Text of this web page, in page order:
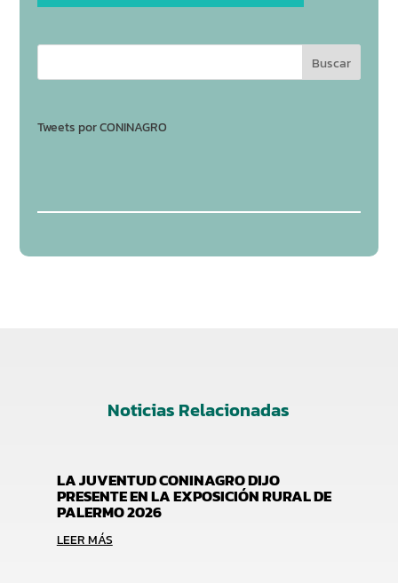
Tweets por CONINAGRO
Noticias Relacionadas
LA JUVENTUD CONINAGRO DIJO
PRESENTE EN LA EXPOSICIÓN RURAL DE
PALERMO 2026
LEER MÁS